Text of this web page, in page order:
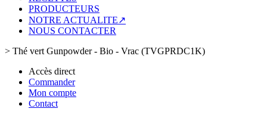
PRODUCTEURS
NOTRE ACTUALITE↗
NOUS CONTACTER
> Thé vert Gunpowder - Bio - Vrac (TVGPRDC1K)
Accès direct
Commander
Mon compte
Contact